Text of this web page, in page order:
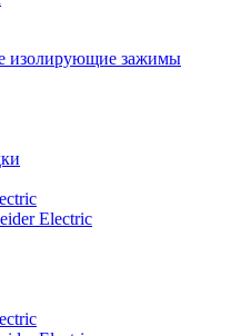
изолирующие зажимы
Electric